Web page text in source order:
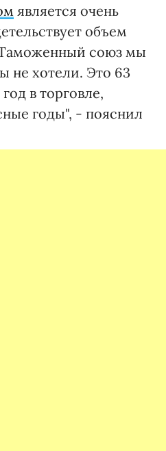
является очень
объем
союз мы
не хотели. Это 63
в торговле,
годы", - пояснил